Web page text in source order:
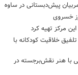
پیش‌دبستانی در ساوه
خسروی
مرکز تهیه کرد
خلاقیت کودکانه با
با هنر نقش‌برجسته در